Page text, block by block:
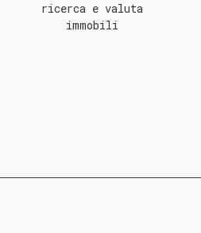
ricerca e valuta
immobili